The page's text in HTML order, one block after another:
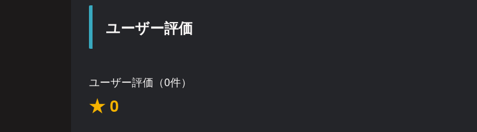
ユーザー評価
ユーザー評価（0件）
★ 0